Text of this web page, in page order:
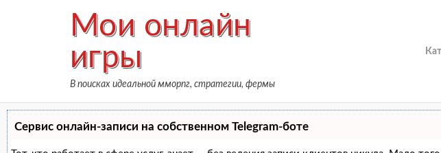
Мои онлайн
игры
В поисках идеальной мморпг, стратегии, фермы
Сервис онлайн-записи на собственном Telegram-боте